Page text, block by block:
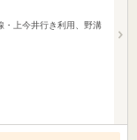
・上今井行き利用、野溝